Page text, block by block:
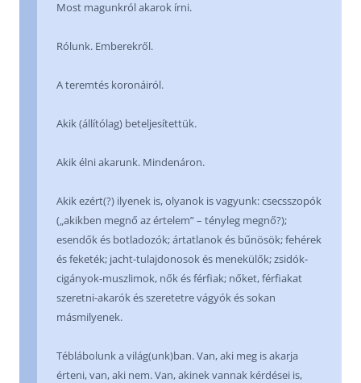
Most magunkról akarok írni.
Rólunk. Emberekről.
A teremtés koronáiról.
Akik (állítólag) beteljesítettük.
Akik élni akarunk. Mindenáron.
Akik ezért(?) ilyenek is, olyanok is vagyunk: csecsszopók
(„akikben megnő az értelem” – tényleg megnő?);
esendők és botladozók; ártatlanok és bűnösök; fehérek
és feketék; jacht-tulajdonosok és menekülők; zsidók-
cigányok-muszlimok, nők és férfiak; nőket, férfiakat
szeretni-akarók és szeretetre vágyók és sokan
másmilyenek.
Téblábolunk a világ(unk)ban. Van, aki meg is akarja
érteni, van, aki nem. Van, akinek vannak kérdései is,